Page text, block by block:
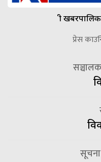
श्री
प्रेस
सूचना